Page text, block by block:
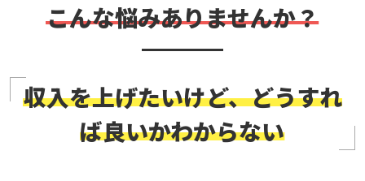
こんな悩みありませんか？
収入を上げたいけど、どうすれ
ば良いかわからない